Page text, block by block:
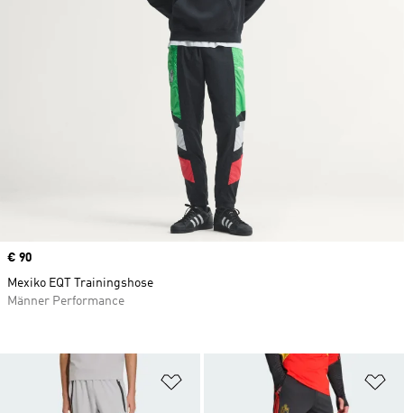
Zur Wunschliste hinzufügen
Price
€ 90
Mexiko EQT Trainingshose
Männer Performance